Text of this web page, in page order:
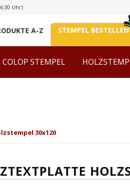
Uhr)
A-Z STEMPEL BESTELLEN
COLOP STEMPEL
30x120